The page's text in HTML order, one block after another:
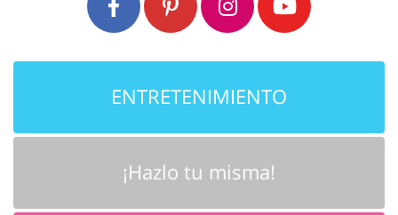
ENTRETENIMIENTO
¡Hazlo tu misma!